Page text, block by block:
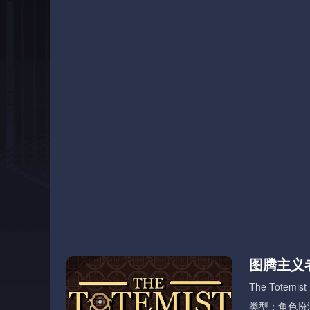
图腾主义
The Totemist
类型：角色